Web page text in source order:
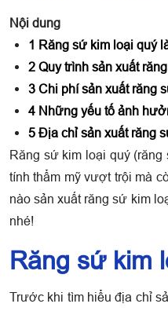
Nội dung
1 Răng sứ kim loại quý
2 Quy trình sản xuất
3 Chi phí sản xuất răng
4 Những yếu tố ảnh
5 Địa chỉ sản xuất răng
Răng sứ kim loại quý
tính thẩm mỹ vượt trội mà
nào sản xuất răng sứ kim
nhé!
Răng sứ kim
Trước khi tìm hiểu địa chỉ